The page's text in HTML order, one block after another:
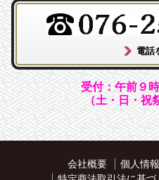
受付：午前９
（土・日・祝
会社概要
個人情